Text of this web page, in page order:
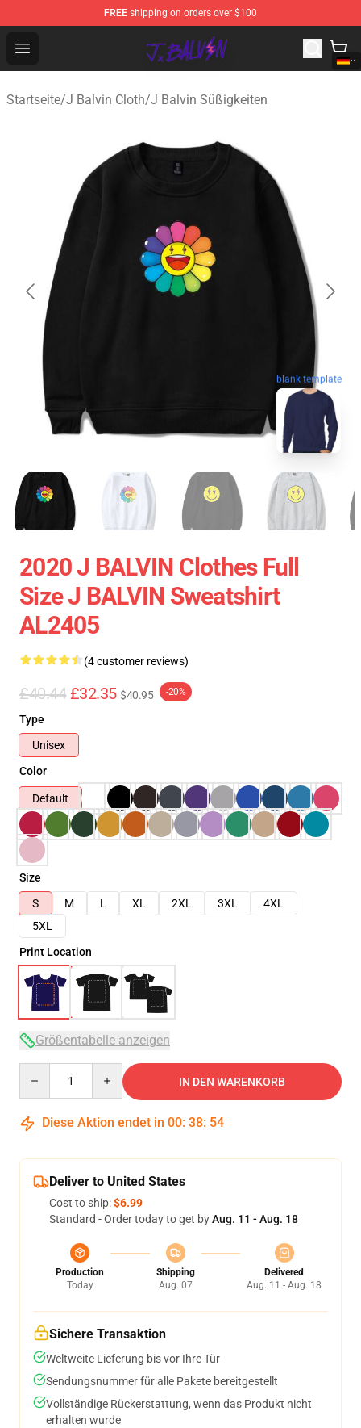
FREE shipping on orders over $100
Open menu
J Balvin Store - Official J Balvin Merchandise Shop
Startseite/J Balvin Cloth/J Balvin Süßigkeiten
blank template
2020 J BALVIN Clothes Full
Size J BALVIN Sweatshirt
AL2405
(4 customer reviews)
£40.44 £32.35 $40.95 -20%
Type
Unisex
Color
Default
Size
S
M L XL 2XL 3XL
4XL
5XL
Print Location
Größentabelle anzeigen
IN DEN WARENKORB
Diese Aktion endet in 00: 38: 53
Deliver to United States
Cost to ship:$6.99
Standard - Order today to get byAug. 11 - Aug. 18
Production
Today
Shipping
Aug. 07
Delivered
Aug. 11 - Aug. 18
Sichere Transaktion
Weltweite Lieferung bis vor Ihre Tür
Sendungsnummer für alle Pakete bereitgestellt
Vollständige Rückerstattung, wenn das Produkt nicht
erhalten wurde